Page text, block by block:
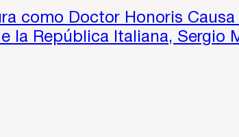
como Doctor Honoris
la República Italiana, Sergio